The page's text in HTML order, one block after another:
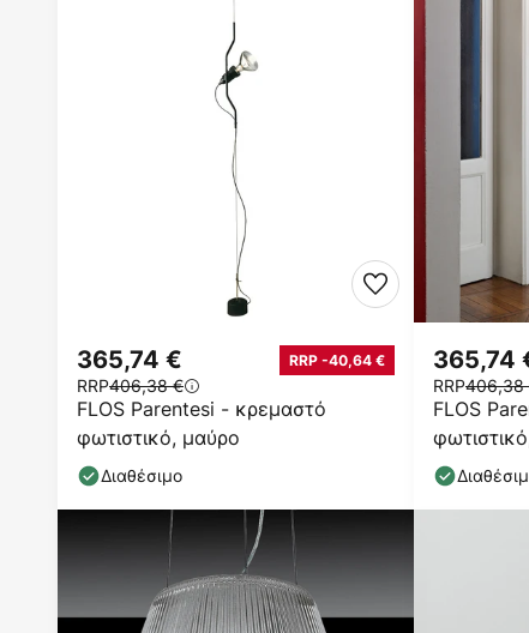
FLOS Parentesi - κρεμαστό
φωτιστικό, μαύρο
365,74 € RRP -40,64 €
RRP406,38 €
Διαθέσιμο
FLOS
365,74
RRP406,38